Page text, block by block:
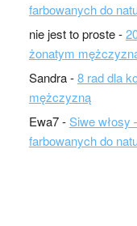
farbowanych do
nie jest to proste-
żonatym
Sandra-8 rad dla
mężczyzną
Ewa7-Siwe włosy
farbowanych do